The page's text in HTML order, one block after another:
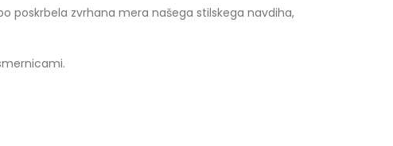
poskrbela zvrhana mera našega stilskega navdiha,